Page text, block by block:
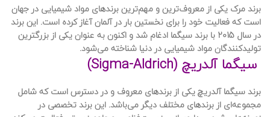
برند مرک یکی از معروف‌ترین و مهم‌ترین برندهای مواد شیمیایی در جهان
است که فعالیت خود را برای نخستین بار در آلمان آغاز کرده است. این برند
در سال 2015 با برند سیگما ادغام شد و اکنون به عنوان یکی از بزرگترین
تولیدکنندگان مواد شیمیایی در دنیا شناخته می‌شود.
سیگما آلدریچ (Sigma-Aldrich)
برند سیگما آلدریچ یکی از برندهای معروف و در دسترس است که شامل
مجموعه‌ای از برندهای مختلف دیگر می‌باشد. این برند تخصصی در